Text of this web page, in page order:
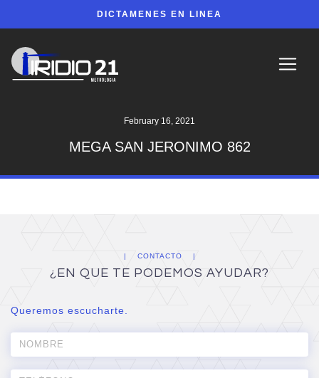
DICTAMENES EN LINEA
February 16, 2021
MEGA SAN JERONIMO 862
CONTACTO
¿EN QUE TE PODEMOS AYUDAR?
Queremos escucharte.